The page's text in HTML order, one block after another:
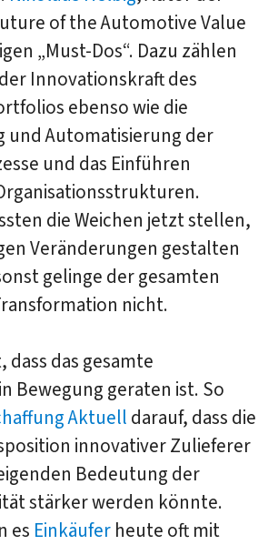
of the Automotive Value
„Must-Dos“. Dazu zählen
Innovationskraft des
ebenso wie die
und Automatisierung der
und das Einführen
die Weichen jetzt stellen,
Veränderungen gestalten
gelinge der gesamten
nicht.
das gesamte
Bewegung geraten ist. So
Aktuell darauf, dass die
innovativer Zulieferer
Bedeutung der
stärker werden könnte.
es Einkäuferheute oft mit